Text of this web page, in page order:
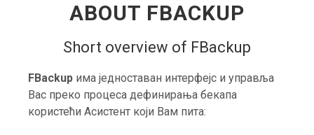
ABOUT FBACKUP
Short overview of FBackup
FBackup има једноставан интерфејс и управља
Вас преко процеса дефинирања бекапа
користећи Асистент који Вам пита: